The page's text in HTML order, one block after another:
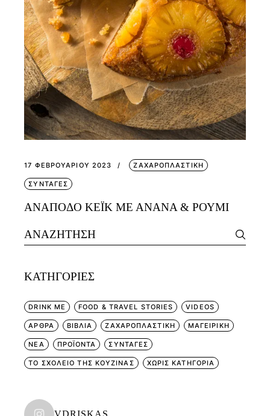
17 ΦΕΒΡΟΥΑΡΊΟΥ 2023 ΖΑΧΑΡΟΠΛΑΣΤΙΚΗ
ΣΥΝΤΑΓΕΣ
ΑΝΑΠΟΔΟ ΚΕΪΚ ΜΕ ΑΝΑΝΑ & ΡΟΥΜΙ
Search
for:
KΑΤΗΓΟΡΊΕΣ
DRINK ME FOOD & TRAVEL STORIES VIDEOS
ΑΡΘΡΑ ΒΙΒΛΙΑ ΖΑΧΑΡΟΠΛΑΣΤΙΚΗ ΜΑΓΕΙΡΙΚΗ
ΝΕΑ ΠΡΟΪΟΝΤΑ ΣΥΝΤΑΓΕΣ
ΤΟ ΣΧΟΛΕΙΟ ΤΗΣ ΚΟΥΖΙΝΑΣ ΧΩΡΊΣ ΚΑΤΗΓΟΡΊΑ